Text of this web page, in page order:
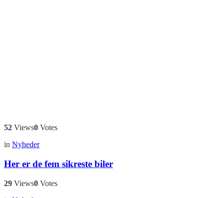
52 Views0 Votes
in Nyheder
Her er de fem sikreste biler
29 Views0 Votes